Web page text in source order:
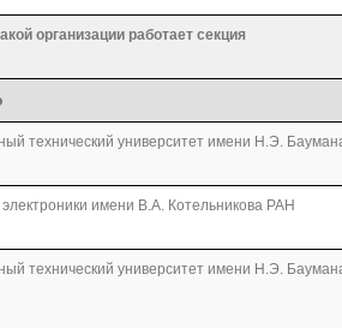
организации работает секция
технический университет имени Н.Э.
имени В.А. Котельникова РАН
технический университет имени Н.Э.